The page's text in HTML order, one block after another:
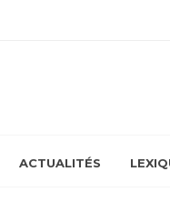
ACTUALITÉS